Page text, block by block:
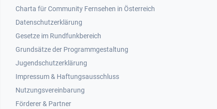
Footer 1
Charta für Community Fernsehen in Österreich
Datenschutzerklärung
Gesetze im Rundfunkbereich
Grundsätze der Programmgestaltung
Jugendschutzerklärung
Impressum & Haftungsausschluss
Nutzungsvereinbarung
Footer 2
Förderer & Partner